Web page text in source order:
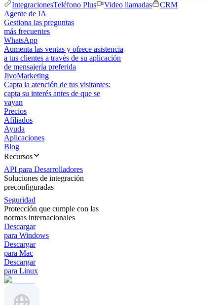
IntegracionesTeléfono Plus Video llamadas
CRM
Agente de IA
Gestiona las preguntas
más frecuentes
WhatsApp
Aumenta las ventas y ofrece asistencia
a tus clientes a través de su aplicación
de mensajería preferida
JivoMarketing
Capta la atención de tus visitantes:
capta su interés antes de que se
vayan
Precios
Afiliados
Ayuda
Aplicaciones
Blog
Recursos
API para Desarrolladores
Soluciones de integración
preconfiguradas
Seguridad
Protección que cumple con las
normas internacionales
Descargar
para Windows
Descargar
para Mac
Descargar
para Linux